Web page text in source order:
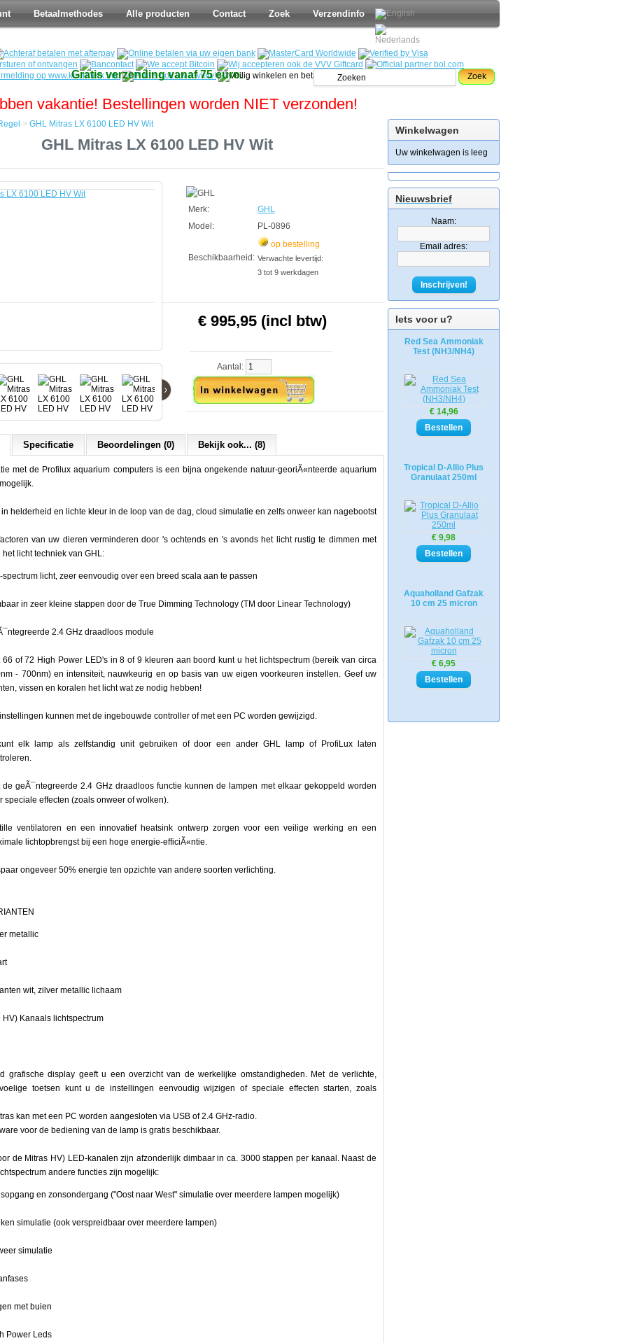
Betaalmethodes Alle producten Contact Zoek Verzendinfo
Gratis verzending vanaf 75 euro. Zoek
vakantie! Bestellingen worden NIET verzonden!
Winkelwagen
Uw winkelwagen is leeg
Nieuwsbrief
Naam:
Email adres:
Inschrijven!
Iets voor u?
Red Sea Ammoniak
Test (NH3/NH4)
€ 14,96
Tropical D-Allio Plus
Granulaat 250ml
€ 9,98
Aquaholland Gafzak
10 cm 25 micron
€ 6,95
> GHL Mitras LX 6100 LED HV Wit
GHL Mitras LX 6100 LED HV Wit
›
Merk:
GHL
Model:
PL-0896
Beschikbaarheid:
op bestelling
Verwachte levertijd:
3 tot 9 werkdagen
€ 995,95 (incl btw)
Aantal:
Specificatie Beoordelingen (0) Bekijk ook... (8)
met de Profilux aquarium computers is een bijna ongekende natuur-georiÃ«nteerde aquarium
in helderheid en lichte kleur in de loop van de dag, cloud simulatie en zelfs onweer kan nagebootst
van uw dieren verminderen door 's ochtends en 's avonds het licht rustig te dimmen met
het licht techniek van GHL:
spectrum licht, zeer eenvoudig over een breed scala aan te passen
in zeer kleine stappen door de True Dimming Technology (TM door Linear Technology)
2.4 GHz draadloos module
66 of 72 High Power LED's in 8 of 9 kleuren aan boord kunt u het lichtspectrum (bereik van circa
- 700nm) en intensiteit, nauwkeurig en op basis van uw eigen voorkeuren instellen. Geef uw
vissen en koralen het licht wat ze nodig hebben!
kunnen met de ingebouwde controller of met een PC worden gewijzigd.
elk lamp als zelfstandig unit gebruiken of door een ander GHL lamp of ProfiLux laten
de geÃ¯ntegreerde 2.4 GHz draadloos functie kunnen de lampen met elkaar gekoppeld worden
speciale effecten (zoals onweer of wolken).
ventilatoren en een innovatief heatsink ontwerp zorgen voor een veilige werking en een
lichtopbrengst bij een hoge energie-efficiÃ«ntie.
ongeveer 50% energie ten opzichte van andere soorten verlichting.
metallic
wit, zilver metallic lichaam
HV) Kanaals lichtspectrum
grafische display geeft u een overzicht van de werkelijke omstandigheden. Met de verlichte,
toetsen kunt u de instellingen eenvoudig wijzigen of speciale effecten starten, zoals
kan met een PC worden aangesloten via USB of 2.4 GHz-radio.
voor de bediening van de lamp is gratis beschikbaar.
de Mitras HV) LED-kanalen zijn afzonderlijk dimbaar in ca. 3000 stappen per kanaal. Naast de
andere functies zijn mogelijk:
en zonsondergang ("Oost naar West" simulatie over meerdere lampen mogelijk)
simulatie (ook verspreidbaar over meerdere lampen)
simulatie
met buien
Power Leds